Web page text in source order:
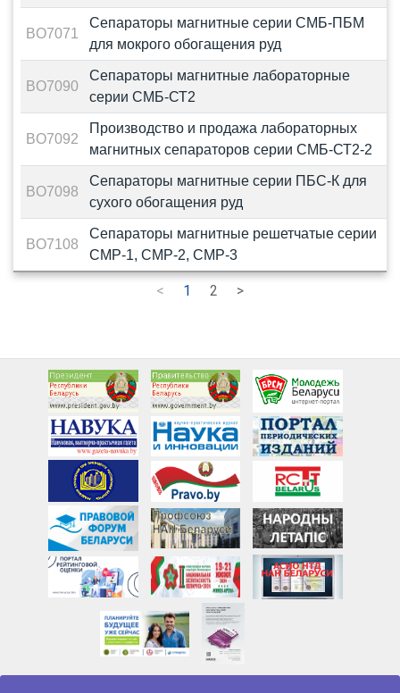
BO7071
Сепараторы магнитные серии СМБ-ПБМ
для мокрого обогащения руд
BO7090
Cепараторы магнитные лабораторные
серии СМБ-СТ2
BO7092
Производство и продажа лабораторных
магнитных сепараторов серии СМБ-СТ2-2
BO7098
Сепараторы магнитные серии ПБС-К для
сухого обогащения руд
BO7108
Сепараторы магнитные решетчатые серии
СМР-1, СМР-2, СМР-3
< 1 2 >